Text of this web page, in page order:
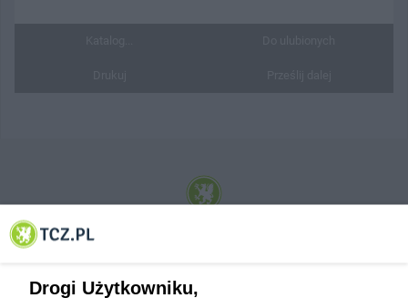
© 2001-2026 Tczew - TCZ.PL Sp. z o.o. Internetowy Serwis Informacyjny Miasta
Drogi Użytkowniku,